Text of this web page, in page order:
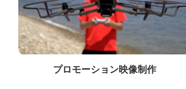
プロモーション映像制作